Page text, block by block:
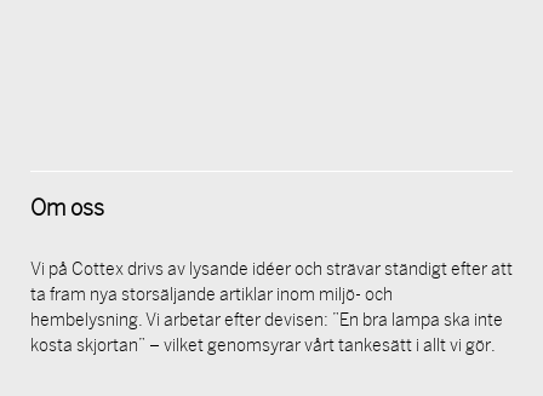
Om oss
Vi på Cottex drivs av lysande idéer och strävar ständigt efter att
ta fram nya storsäljande artiklar inom miljö- och
hembelysning. Vi arbetar efter devisen: ”En bra lampa ska inte
kosta skjortan” – vilket genomsyrar vårt tankesätt i allt vi gör.